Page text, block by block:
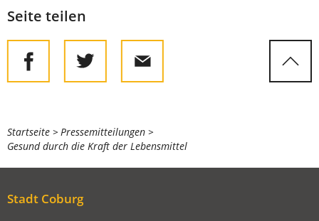
Seite teilen
Sie
befinden
hier:
Startseite
Pressemitteilungen
Gesund durch die Kraft der Lebensmittel
Stadt Coburg